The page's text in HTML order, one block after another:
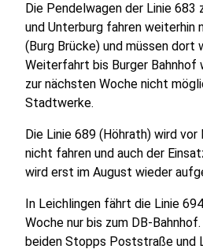
Die Pendelwagen der Linie 683
und Unterburg fahren weiterhin
(Burg Brücke) und müssen dort
Weiterfahrt bis Burger Bahnhof
zur nächsten Woche nicht
Stadtwerke.
Die Linie 689 (Höhrath) wird
nicht fahren und auch der
wird erst im August wieder
In Leichlingen fährt die Linie
Woche nur bis zum DB-
beiden Stopps Poststraße und